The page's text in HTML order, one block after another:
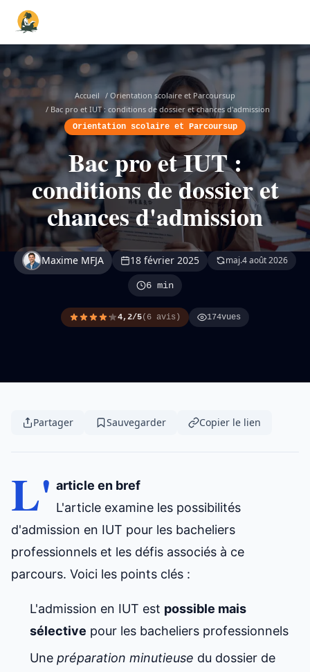
Accueil / Orientation scolaire et Parcoursup
/ Bac pro et IUT : conditions de dossier et chances d'admission
Orientation scolaire et Parcoursup
Bac pro et IUT :
conditions de dossier et
chances d'admission
Maxime MFJA 18 février 2025 maj.4 août 2026
6 min
4,2/5(6 avis) 174vues
Partager Sauvegarder Copier le lien
L' article en bref
L'article examine les possibilités
d'admission en IUT pour les bacheliers
professionnels et les défis associés à ce
parcours. Voici les points clés :
L'admission en IUT est possible mais
sélective pour les bacheliers professionnels
Une préparation minutieuse du dossier de